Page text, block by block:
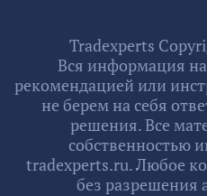
Tradexperts
Вся информация на
рекомендацией или
не берем на себя
решения. Все
собственностью
tradexperts.ru. Любое
без разрешения